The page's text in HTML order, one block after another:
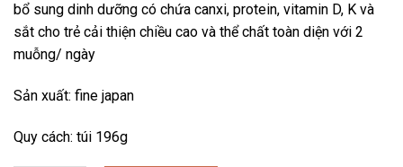
bổ sung dinh dưỡng có chứa canxi, protein, vitamin D, K và
sắt cho trẻ cải thiện chiều cao và thể chất toàn diện với 2
muỗng/ ngày
Sản xuất: fine japan
Quy cách: túi 196g